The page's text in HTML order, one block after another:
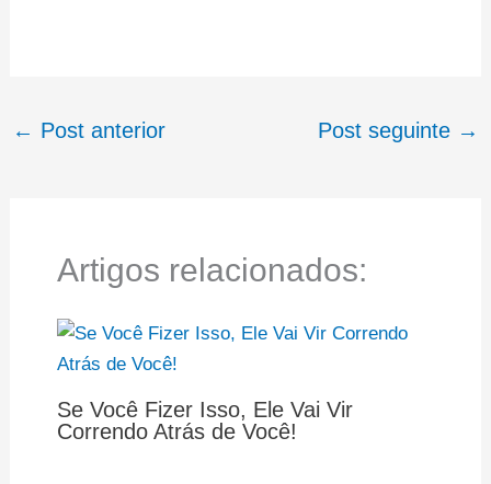
← Post anterior Post seguinte →
Artigos relacionados:
Se Você Fizer Isso, Ele Vai Vir
Correndo Atrás de Você!